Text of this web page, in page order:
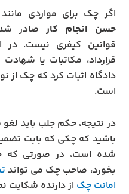
اگر چک برای مواردی مانند
حسن انجام کارصادر
قوانین کیفری نیست. در
قرارداد، مکاتبات یا
دادگاه اثبات کرد که چک از
است.
در نتیجه، حکم جلب باید
باشید که چکی که بابت
شده است، در صورتی که
بخورد، صاحب چک می تواند
امانت چک از دارنده شکایت